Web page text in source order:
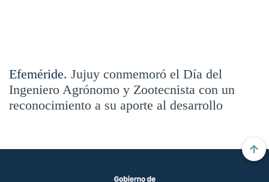
Efeméride. Jujuy conmemoró el Día del
Ingeniero Agrónomo y Zootecnista con un
reconocimiento a su aporte al desarrollo